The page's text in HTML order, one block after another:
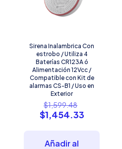
Sirena Inalambrica Con
estrobo / Utiliza 4
Baterías CR123A ó
Alimentación 12Vcc /
Compatible con Kit de
alarmas CS-B1 / Uso en
Exterior
$1,599.48
precio
$1,454.33El
Añadir al